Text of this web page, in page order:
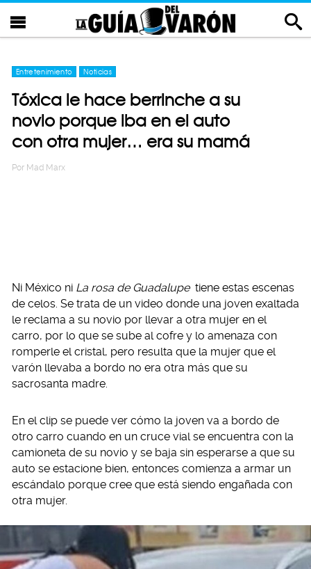
Entretenimiento Noticias
Tóxica le hace berrinche a su
novio porque iba en el auto
con otra mujer… era su mamá
Por Mad Marx
Ni México ni La rosa de Guadalupe tiene estas escenas
de celos. Se trata de un video donde una joven exaltada
le reclama a su novio por llevar a otra mujer en el
carro, por lo que se sube al cofre y lo amenaza con
romperle el cristal, pero resulta que la mujer que el
varón llevaba a bordo no era otra más que su
sacrosanta madre.
En el clip se puede ver cómo la joven va a bordo de
otro carro cuando en un cruce vial se encuentra con la
camioneta de su novio y se baja sin esperarse a que su
auto se estacione bien, entonces comienza a armar un
escándalo porque cree que está siendo engañada con
otra mujer.